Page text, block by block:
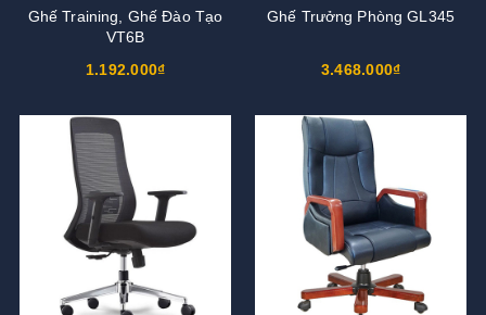
Ghế Training, Ghế Đào Tạo
VT6B
1.192.000₫
Ghế Trưởng Phòng GL345
3.468.000₫